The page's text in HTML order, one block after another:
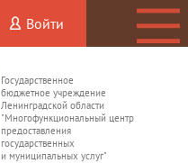
Войти
Государственное
бюджетное учреждение
Ленинградской области
"Многофункциональный центр
предоставления
государственных
и муниципальных услуг"